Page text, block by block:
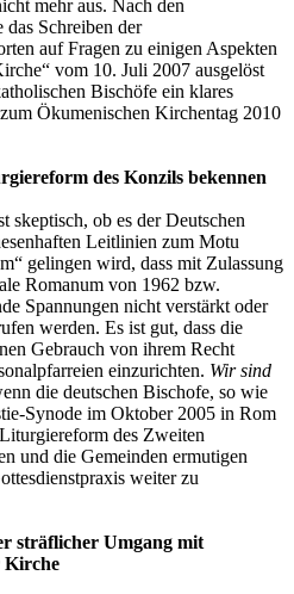
mehr aus. Nach den
Schreiben der
auf Fragen zu einigen Aspekten
vom 10. Juli 2007 ausgelöst
Bischöfe ein klares
Ökumenischen Kirchentag 2010
des Konzils bekennen
ob es der Deutschen
Leitlinien zum Motu
gelingen wird, dass mit Zulassung
Romanum von 1962 bzw.
Spannungen nicht verstärkt oder
werden. Es ist gut, dass die
Gebrauch von ihrem Recht
einzurichten. Wir sind
die deutschen Bischofe, so wie
Synode im Oktober 2005 in Rom
des Zweiten
und die Gemeinden ermutigen
weiter zu
sträflicher Umgang mit
Kirche